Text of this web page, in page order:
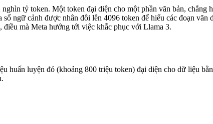
tỷ token. Một token đại diện cho một phần văn bản, chẳng
ngữ cảnh được nhân đôi lên 4096 token để hiểu các đoạn văn
mà Meta hướng tới việc khắc phục với Llama 3.
luyện đó (khoảng 800 triệu token) đại diện cho dữ liệu